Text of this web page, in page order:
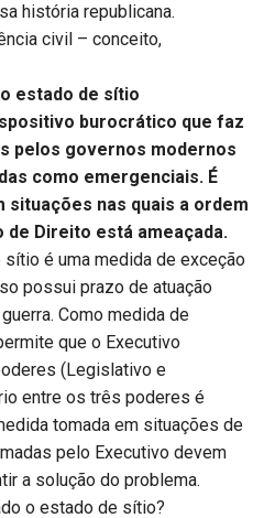
história republicana.
civil – conceito,
estado de sítio
burocrático que faz
pelos governos modernos
como emergenciais. É
nas quais a ordem
de Direito está ameaçada.
é uma medida de exceção
possui prazo de atuação
Como medida de
que o Executivo
(Legislativo e
entre os três poderes é
tomada em situações de
pelo Executivo devem
a solução do problema.
o estado de sítio?